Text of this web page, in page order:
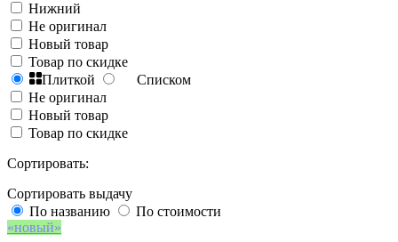
Нижний
Не оригинал
Новый товар
Товар по скидке
Плиткой
Списком
Не оригинал
Новый товар
Товар по скидке
Сортировать:
Сортировать выдачу
По названию
По стоимости
новый